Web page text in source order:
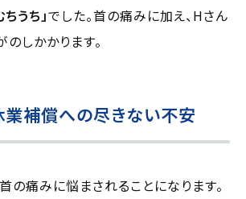
ちうち」でした。首の痛みに加え、Hさん
しかかります。
補償への尽きない不安
の痛みに悩まされることになります。